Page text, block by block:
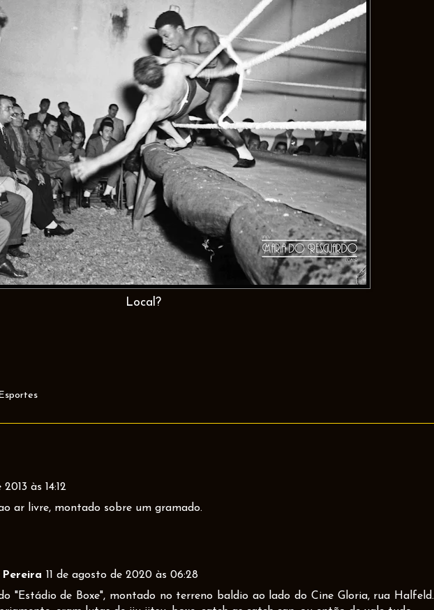
Local?
Esportes
às 14:12
ar livre, montado sobre um gramado.
11 de agosto de 2020 às 06:28
"Estádio de Boxe", montado no terreno baldio ao lado do Cine Gloria, rua Halfeld.